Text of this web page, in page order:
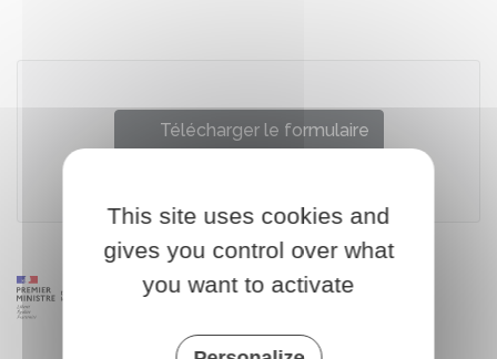
Télécharger le formulaire
This site uses cookies and
gives you control over what
you want to activate